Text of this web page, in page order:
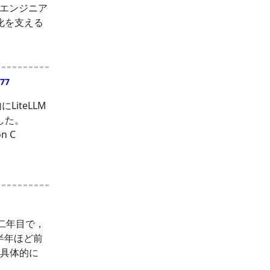
ンジニア
を支える
LiteLLM
。
C
目で，
年ほど前
体的に